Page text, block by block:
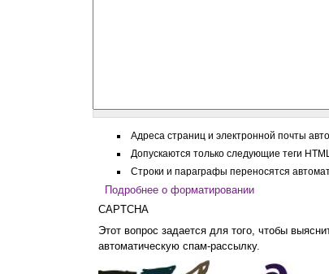
Адреса страниц и электронной почты
Допускаются только следующие теги
Строки и параграфы переносятся
Подробнее о форматировании
CAPTCHA
Этот вопрос задается для того, чтобы выяснить, являетесь ли Вы
автоматическую спам-рассылку.